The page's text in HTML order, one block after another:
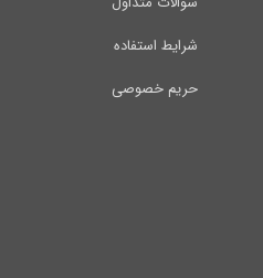
شرایط استفاده
حریم خصوصی